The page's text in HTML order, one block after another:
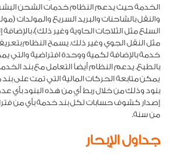
الخدمة حيث يدعم النظام خدمات الشحن
والنقل بالشاحنات والبريد السريع والمولدات
السلع مثل الثلاجات الحاوية وغير ذلك)،
مثل النقل الجوي وغير ذلك. يسمح النظام
خدمة بالإضافة لكمية ووحدة افتراضية والتي
بالطبع. يدعم النظام أيضاً التعامل مع بند
يمكن متابعة الحركات المالية التي تمت على
بنود وذلك من خلال ربط أيٍ من هذه البنود بأي
إصدار كشوف حسابات لكل بند خدمة بأي من
من سنة.
جداول الإبحار